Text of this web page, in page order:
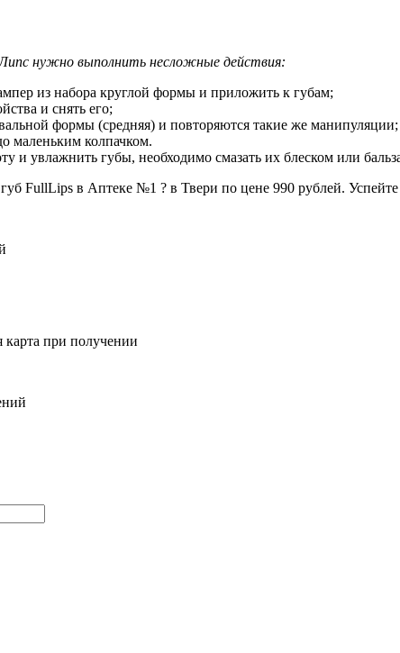
нужно выполнить несложные действия:
из набора круглой формы и приложить к губам;
и снять его;
формы (средняя) и повторяются такие же манипуляции;
маленьким колпачком.
и увлажнить губы, необходимо смазать их блеском или
FullLips в Аптеке №1 ? в Твери по цене 990 рублей. Успейте
при получении